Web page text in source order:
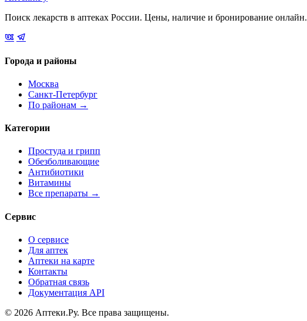
Поиск лекарств в аптеках России. Цены, наличие и бронирование онлайн.
Города и районы
Москва
Санкт-Петербург
По районам →
Категории
Простуда и грипп
Обезболивающие
Антибиотики
Витамины
Все препараты →
Сервис
О сервисе
Для аптек
Аптеки на карте
Контакты
Обратная связь
Документация API
© 2026 Аптеки.Ру. Все права защищены.